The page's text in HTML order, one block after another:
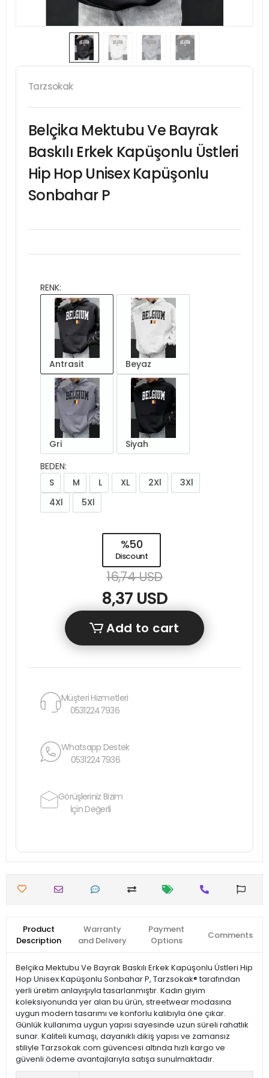
Tarzsokak
Belçika Mektubu Ve Bayrak
Baskılı Erkek Kapüşonlu Üstleri
Hip Hop Unisex Kapüşonlu
Sonbahar P
RENK:
Antrasit Beyaz
Gri
Siyah
BEDEN:
S
M L XL 2Xl
3Xl
4Xl
5Xl
%50
Discount
16,74 USD
8,37 USD
Add to cart
Müşteri Hizmetleri
05312247936
Whatsapp Destek
05312247936
Görüşleriniz Bizim
İçin Değerli
Product
Description
Warranty
and Delivery
Payment
Options
Comments
Belçika Mektubu Ve Bayrak Baskılı Erkek Kapüşonlu Üstleri Hip
Hop Unisex Kapüşonlu Sonbahar P, Tarzsokak® tarafından
yerli üretim anlayışıyla tasarlanmıştır. Kadın giyim
koleksiyonunda yer alan bu ürün, streetwear modasına
uygun modern tasarımı ve konforlu kalıbıyla öne çıkar.
Günlük kullanıma uygun yapısı sayesinde uzun süreli rahatlık
sunar. Kaliteli kumaşı, dayanıklı dikiş yapısı ve zamansız
stiliyle Tarzsokak.com güvencesi altında hızlı kargo ve
güvenli ödeme avantajlarıyla satışa sunulmaktadır.